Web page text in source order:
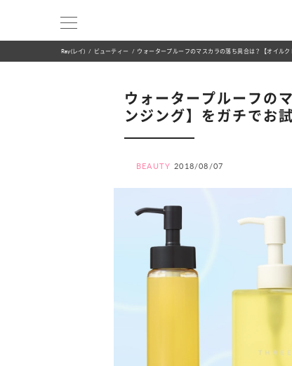
Ray(レイ) ビューティー ウォータープルーフのマスカラの落ち具合は？【オイル
ウォータープルーフの
ンジング】をガチでお
BEAUTY 2018/08/07